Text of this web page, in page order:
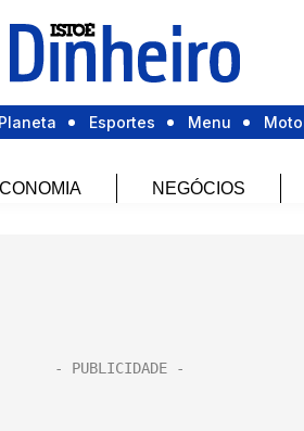
Planeta Esportes Menu
NEGÓCIOS